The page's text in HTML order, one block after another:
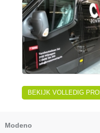
BEKIJK VOLLEDIG
Modeno